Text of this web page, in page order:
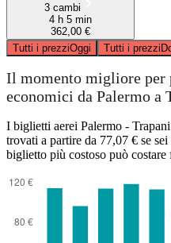
3 cambi
4 h 5 min
362,00 €
Tutti i prezziOggi Tutti i prezzi
Il momento migliore per
economici da Palermo a
I biglietti aerei Palermo -
trovati a partire da 77,07 € se
biglietto più costoso può costare